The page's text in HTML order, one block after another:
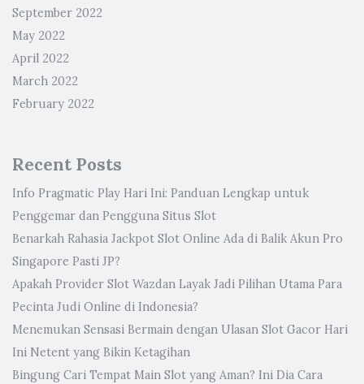
September 2022
May 2022
April 2022
March 2022
February 2022
Recent Posts
Info Pragmatic Play Hari Ini: Panduan Lengkap untuk
Penggemar dan Pengguna Situs Slot
Benarkah Rahasia Jackpot Slot Online Ada di Balik Akun Pro
Singapore Pasti JP?
Apakah Provider Slot Wazdan Layak Jadi Pilihan Utama Para
Pecinta Judi Online di Indonesia?
Menemukan Sensasi Bermain dengan Ulasan Slot Gacor Hari
Ini Netent yang Bikin Ketagihan
Bingung Cari Tempat Main Slot yang Aman? Ini Dia Cara